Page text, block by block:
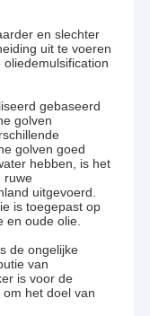
en slechter
uit te voeren
gebaseerd
golven
golven goed
hebben, is het
ruwe
uitgevoerd.
is toegepast op
en oude olie.
de ongelijke
van
is voor de
het doel van